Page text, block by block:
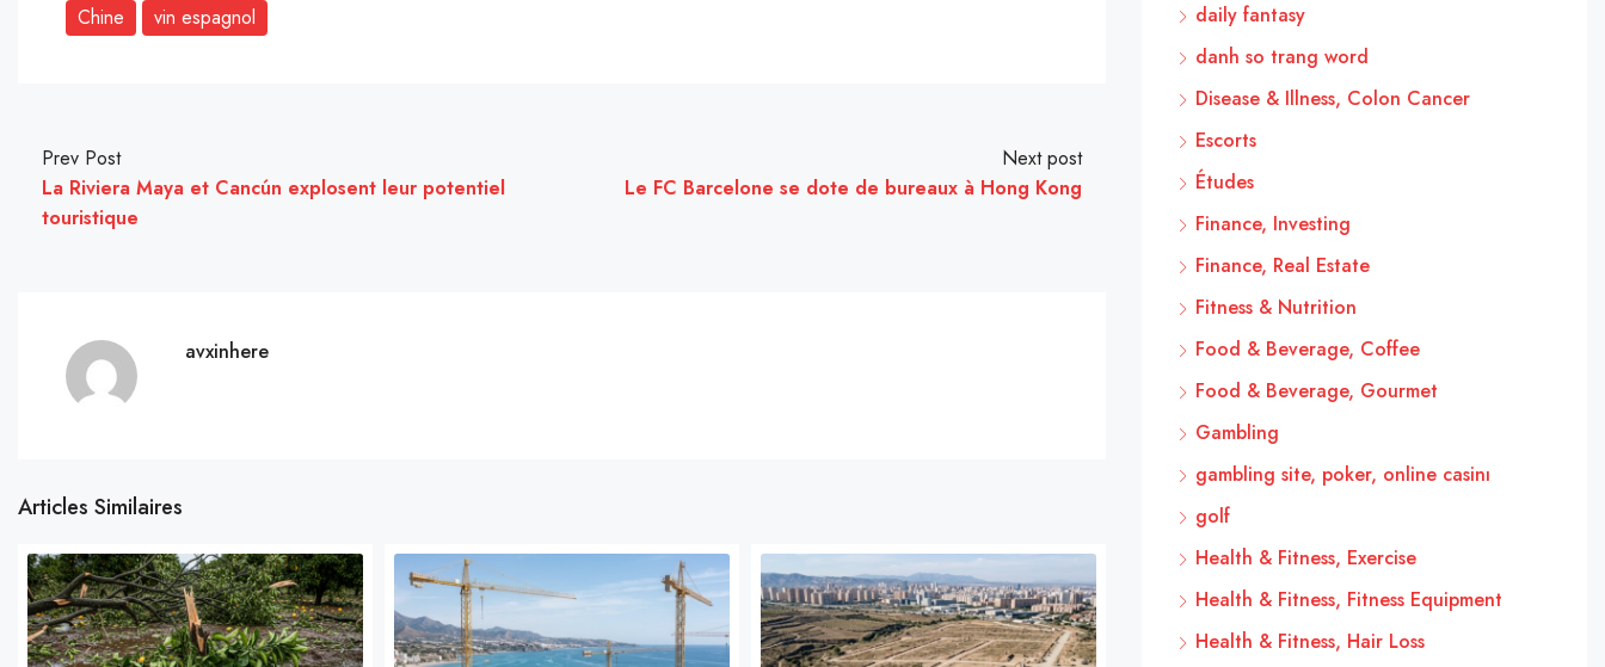
Chine
vin espagnol
Prev Post
La Riviera Maya et Cancún explosent leur potentiel
touristique
Next post
Le FC Barcelone se dote de bureaux à Hong Kong
avxinhere
Articles Similaires
daily fantasy
danh so trang word
Disease & Illness, Colon Cancer
Escorts
Études
Finance, Investing
Finance, Real Estate
Fitness & Nutrition
Food & Beverage, Coffee
Food & Beverage, Gourmet
Gambling
gambling site, poker, online casinı
golf
Health & Fitness, Exercise
Health & Fitness, Fitness Equipment
Health & Fitness, Hair Loss